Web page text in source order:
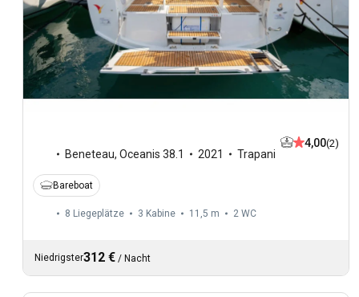
Beneteau, Oceanis 38.1 2021 Trapani
4,00(2)
Bareboat
8 Liegeplätze 3 Kabine 11,5 m 2 WC
Niedrigster312 € / Nacht